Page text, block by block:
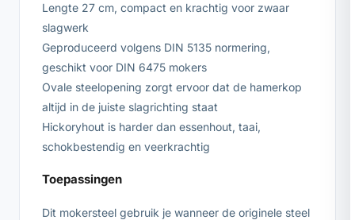
Lengte 27 cm, compact en krachtig voor zwaar
slagwerk
Geproduceerd volgens DIN 5135 normering,
geschikt voor DIN 6475 mokers
Ovale steelopening zorgt ervoor dat de hamerkop
altijd in de juiste slagrichting staat
Hickoryhout is harder dan essenhout, taai,
schokbestendig en veerkrachtig
Toepassingen
Dit mokersteel gebruik je wanneer de originele steel